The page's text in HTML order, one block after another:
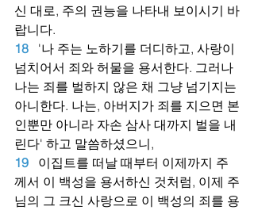
신 대로, 주의 권능을 나타내 보이시기 바
랍니다.
18
'나 주는 노하기를 더디하고, 사랑이
넘치어서 죄와 허물을 용서한다. 그러나
나는 죄를 벌하지 않은 채 그냥 넘기지는
아니한다. 나는, 아버지가 죄를 지으면 본
인뿐만 아니라 자손 삼사 대까지 벌을 내
린다' 하고 말씀하셨으니,
19
이집트를 떠날 때부터 이제까지 주
께서 이 백성을 용서하신 것처럼, 이제 주
님의 그 크신 사랑으로 이 백성의 죄를 용